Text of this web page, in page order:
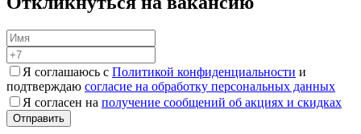
Я соглашаюсь с Политикой конфиденциальности и
подтверждаю согласие на обработку персональных данных
Я согласен на получение сообщений об акциях и скидках